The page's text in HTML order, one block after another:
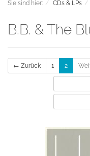
Sie sind hier: CDs & LPs
B.B. & The
← Zurück 1 2